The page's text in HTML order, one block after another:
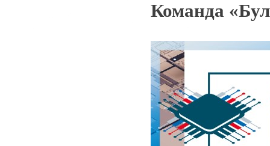
Команда